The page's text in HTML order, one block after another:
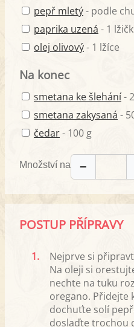
pepř mletý- podle
paprika uzená - 1
olej olivový- 1 lžíce
Na konec
smetana ke šlehání-
smetana zakysaná -
čedar- 100 g
Množství na −
POSTUP PŘÍPRAVY
1.
Nejprve si
Na oleji si
nechte na tuku
oregano. Přidejte
dochuťte solí
doslaďte trochou